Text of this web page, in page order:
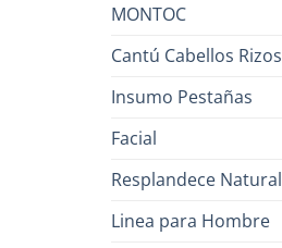
MONTOC
Cantú Cabellos Rizos
Insumo Pestañas
Facial
Resplandece Natural
Linea para Hombre